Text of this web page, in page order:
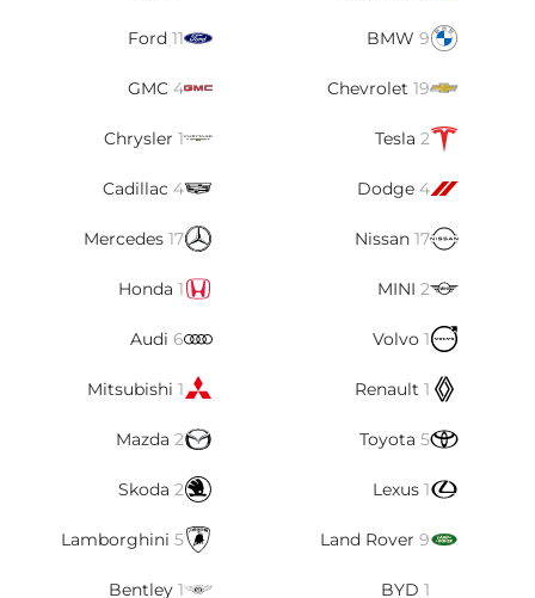
BMW 9
Ford 11
Chevrolet 19
GMC 4
Tesla 2
Chrysler 1
Dodge 4
Cadillac 4
Nissan 17
Mercedes 17
MINI 2
Honda 1
Volvo 1
Audi 6
Renault 1
Mitsubishi 1
Toyota 5
Mazda 2
Lexus 1
Skoda 2
Land Rover 9
Lamborghini 5
BYD 1
Bentley 1